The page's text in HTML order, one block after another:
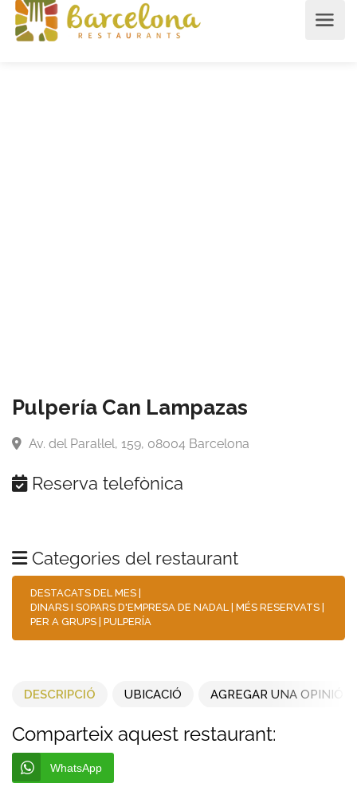
Pulpería Can Lampazas
Av. del Paral·lel, 159, 08004 Barcelona
Categories del restaurant
DESTACATS DEL MES|
DESCRIPCIÓ UBICACIÓ AGREGAR UNA OPINIÓ
Comparteix aquest restaurant:
WhatsApp